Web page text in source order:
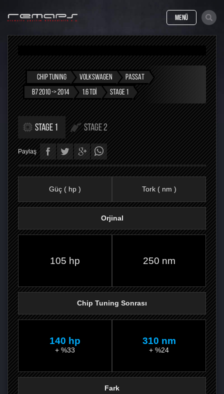
MENÜ
CHIP TUNING VOLKSWAGEN
PASSAT
B7 2010 -> 2014
1.6 TDI STAGE 1
STAGE 1 STAGE 2
Paylaş
Güç ( hp ) Tork ( nm )
Orjinal
105 hp 250 nm
Chip Tuning Sonrası
140 hp
+ %33
310 nm
+ %24
Fark